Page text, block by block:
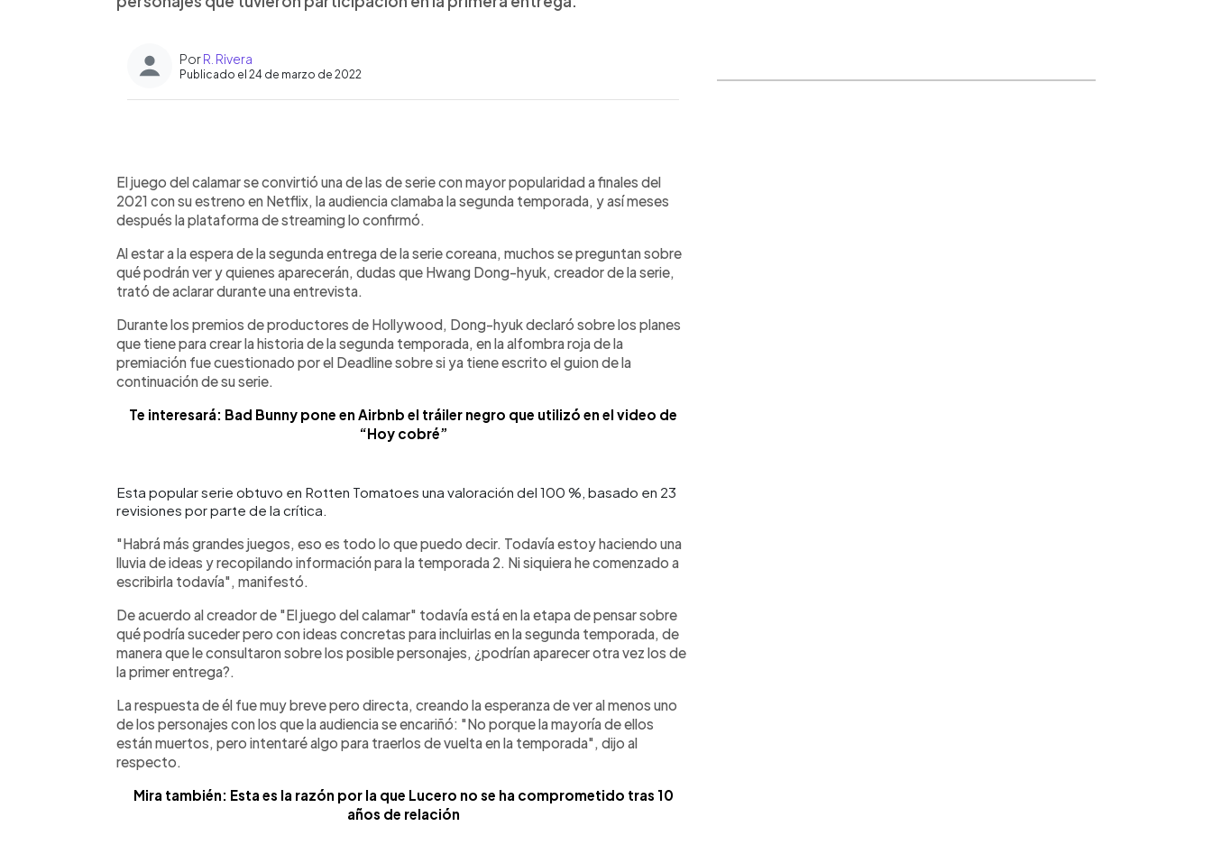
PorR. Rivera
Publicado el 24 de marzo de 2022
► Escuchar artículo
El juego del calamar se convirtió una de las de serie con mayor popularidad a finales del
2021 con su estreno en Netflix, la audiencia clamaba la segunda temporada, y así meses
después la plataforma de streaming lo confirmó.
Al estar a la espera de la segunda entrega de la serie coreana, muchos se preguntan sobre
qué podrán ver y quienes aparecerán, dudas que Hwang Dong-hyuk, creador de la serie,
trató de aclarar durante una entrevista.
Durante los premios de productores de Hollywood, Dong-hyuk declaró sobre los planes
que tiene para crear la historia de la segunda temporada, en la alfombra roja de la
premiación fue cuestionado por el Deadline sobre si ya tiene escrito el guion de la
continuación de su serie.
Te interesará: Bad Bunny pone en Airbnb el tráiler negro que utilizó en el video de
“Hoy cobré”
Esta popular serie obtuvo en Rotten Tomatoes una valoración del 100 %, basado en 23
revisiones por parte de la crítica.
"Habrá más grandes juegos, eso es todo lo que puedo decir. Todavía estoy haciendo una
lluvia de ideas y recopilando información para la temporada 2. Ni siquiera he comenzado a
escribirla todavía", manifestó.
De acuerdo al creador de "El juego del calamar" todavía está en la etapa de pensar sobre
qué podría suceder pero con ideas concretas para incluirlas en la segunda temporada, de
manera que le consultaron sobre los posible personajes, ¿podrían aparecer otra vez los de
la primer entrega?.
La respuesta de él fue muy breve pero directa, creando la esperanza de ver al menos uno
de los personajes con los que la audiencia se encariñó: "No porque la mayoría de ellos
están muertos, pero intentaré algo para traerlos de vuelta en la temporada", dijo al
respecto.
Mira también: Esta es la razón por la que Lucero no se ha comprometido tras 10
años de relación